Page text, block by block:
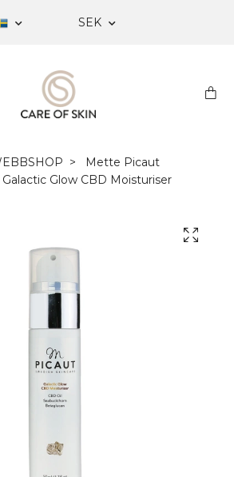
SEK
Mette Picaut
Glow CBD Moisturiser